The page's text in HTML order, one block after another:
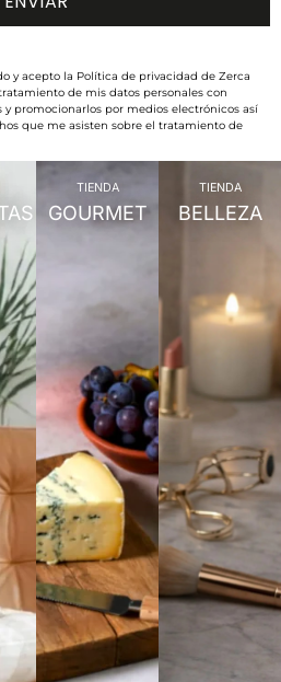
y acepto la Política de privacidad de Zerca
de mis datos personales con
promocionarlos por medios electrónicos así
que me asisten sobre el tratamiento de
TIENDA
GOURMET
TIENDA
BELLEZA